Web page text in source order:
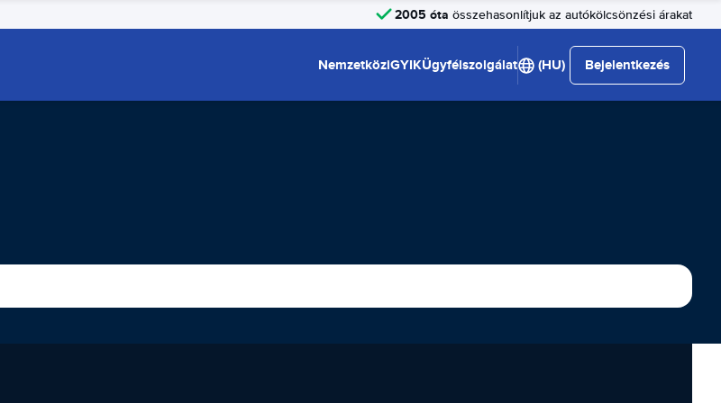
2005 óta összehasonlítjuk az autókölcsönzési árakat
NemzetköziGYIKÜgyfélszolgálat (HU) Bejelentkezés